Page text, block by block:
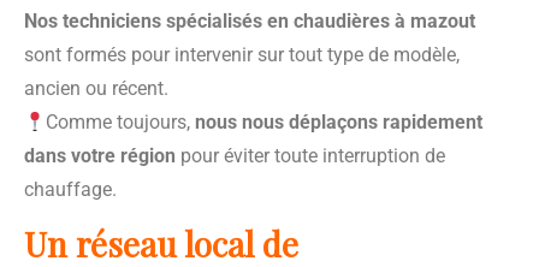
Nos techniciens spécialisés en chaudières à mazout
sont formés pour intervenir sur tout type de modèle,
ancien ou récent.
Comme toujours, nous nous déplaçons rapidement
dans votre région pour éviter toute interruption de
chauffage.
Un réseau local de